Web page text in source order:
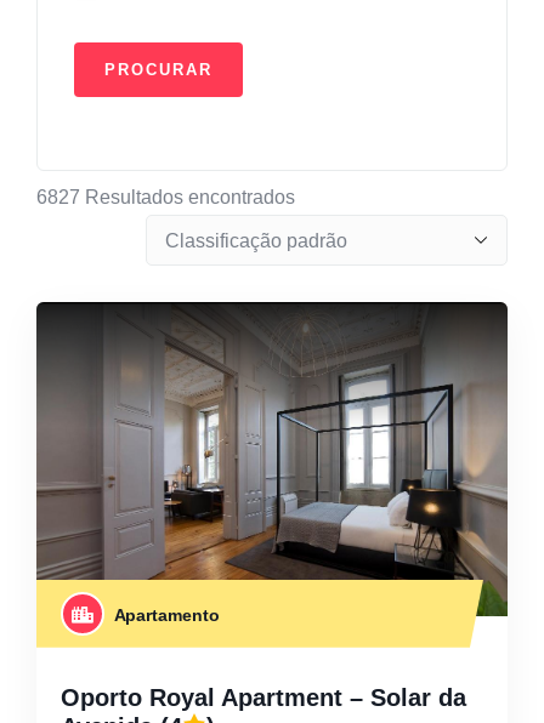
6827 Resultados encontrados
Apartamento
Oporto Royal Apartment – Solar da